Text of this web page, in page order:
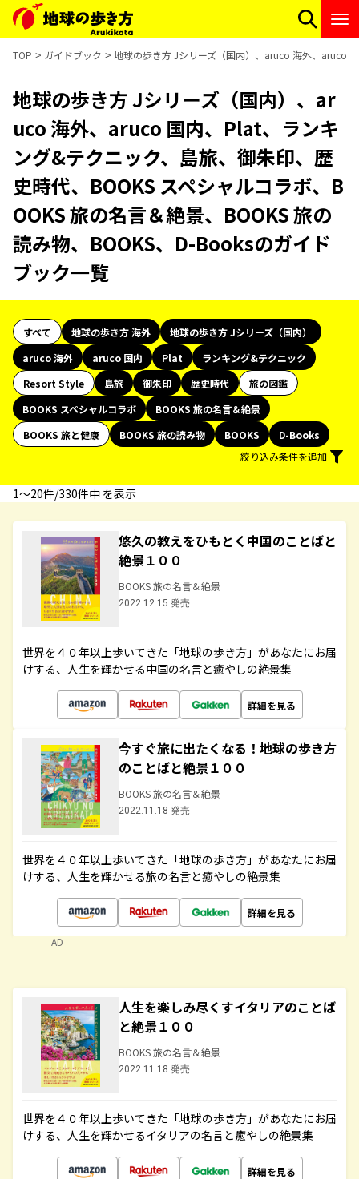
TOP ガイドブック 地球の歩き方 Jシリーズ（国内）、aruco 海外、aruco
地球の歩き方 Jシリーズ（国内）、ar
uco 海外、aruco 国内、Plat、ランキ
ング&テクニック、島旅、御朱印、歴
史時代、BOOKS スペシャルコラボ、B
OOKS 旅の名言＆絶景、BOOKS 旅の
読み物、BOOKS、D-Booksのガイド
ブック一覧
すべて 地球の歩き方 海外
地球の歩き方 Jシリーズ（国内）
aruco 海外
aruco 国内 Plat
ランキング&テクニック
Resort Style
島旅 御朱印 歴史時代
旅の図鑑
BOOKS スペシャルコラボ
BOOKS 旅の名言＆絶景
BOOKS 旅と健康
BOOKS 旅の読み物 BOOKS
D-Books
絞り込み条件を追加
1〜20件/330件中 を表示
悠久の教えをひもとく中国のことばと
絶景１００
BOOKS 旅の名言＆絶景
2022.12.15 発売
世界を４０年以上歩いてきた「地球の歩き方」があなたにお届
けする、人生を輝かせる中国の名言と癒やしの絶景集
詳細を見る
今すぐ旅に出たくなる！地球の歩き方
のことばと絶景１００
BOOKS 旅の名言＆絶景
2022.11.18 発売
世界を４０年以上歩いてきた「地球の歩き方」があなたにお届
けする、人生を輝かせる旅の名言と癒やしの絶景集
詳細を見る
AD
人生を楽しみ尽くすイタリアのことば
と絶景１００
BOOKS 旅の名言＆絶景
2022.11.18 発売
世界を４０年以上歩いてきた「地球の歩き方」があなたにお届
けする、人生を輝かせるイタリアの名言と癒やしの絶景集
詳細を見る